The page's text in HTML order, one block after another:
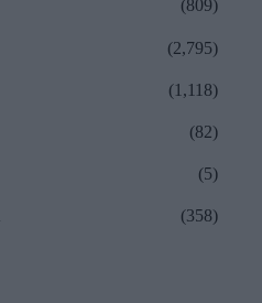
(809)
(2,795)
(1,118)
(82)
(5)
(358)